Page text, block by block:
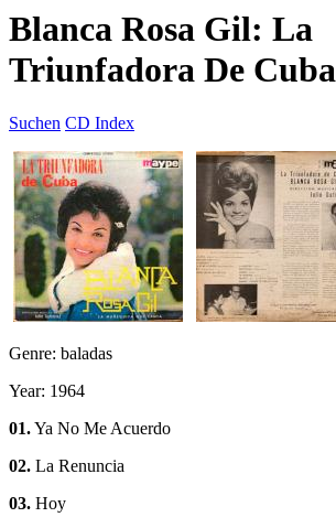
Blanca Rosa Gil: La
Triunfadora De Cuba
Suchen CD Index
Genre: baladas
Year: 1964
01.Ya No Me Acuerdo
02. La Renuncia
03. Hoy